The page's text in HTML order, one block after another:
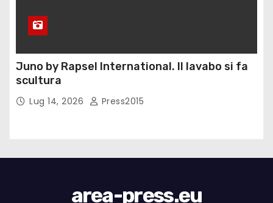
Juno by Rapsel International. Il lavabo si fa
scultura
Lug 14, 2026 Press2015
area-press.eu